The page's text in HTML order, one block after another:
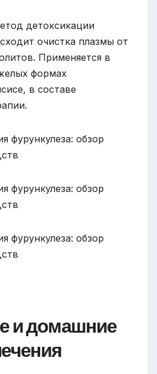
детоксикации
очистка плазмы от
Применяется в
формах
в составе
и домашние